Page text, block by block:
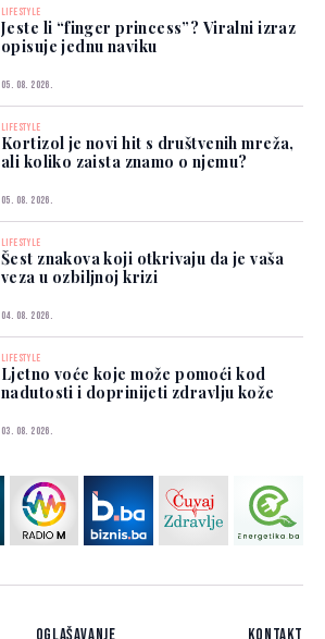
LIFESTYLE
Jeste li “finger princess”? Viralni izraz
opisuje jednu naviku
05. 08. 2026.
LIFESTYLE
Kortizol je novi hit s društvenih mreža,
ali koliko zaista znamo o njemu?
05. 08. 2026.
LIFESTYLE
Šest znakova koji otkrivaju da je vaša
veza u ozbiljnoj krizi
04. 08. 2026.
LIFESTYLE
Ljetno voće koje može pomoći kod
nadutosti i doprinijeti zdravlju kože
03. 08. 2026.
Oglašavanje Kontakt